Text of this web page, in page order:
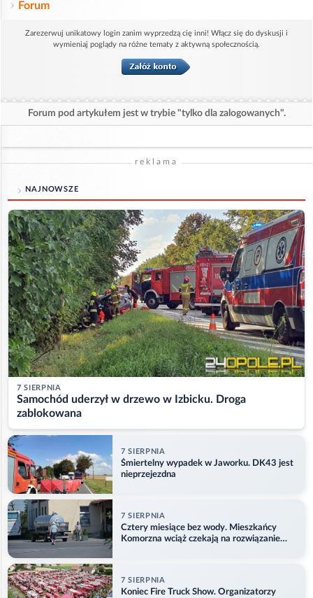
Forum
Zarezerwuj unikatowy login zanim wyprzedzą cię inni! Włącz się do dyskusji i
wymieniaj poglądy na różne tematy z aktywną społecznością.
Forum pod artykułem jest w trybie "tylko dla zalogowanych".
reklama
NAJNOWSZE
7 SIERPNIA
Samochód uderzył w drzewo w Izbicku. Droga
zablokowana
7 SIERPNIA
Śmiertelny wypadek w Jaworku. DK43 jest
nieprzejezdna
7 SIERPNIA
Cztery miesiące bez wody. Mieszkańcy
Komorzna wciąż czekają na rozwiązanie
7 SIERPNIA
Koniec Fire Truck Show. Organizatorzy